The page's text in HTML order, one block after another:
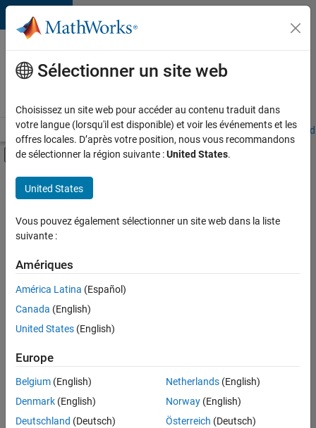
Passer au contenu
Votre
carrière
chez
Accueil Explorer nos opportunités Adresses de nos bureaux
Activer/désactiver l'affichage du menu
Contenu principal
FILTRER PAR
Stages
Ventes pour l'éducation
Opérations commerciales
Actuellement,
aucune
offre
d'emploi
correspondant
à vos
critères
de
recherche.
Sélectionner un site web
Choisissez un site web pour accéder au contenu traduit dans
votre langue (lorsqu'il est disponible) et voir les événements et les
offres locales. D’après votre position, nous vous recommandons
de sélectionner la région suivante :United States.
United States
Vous pouvez également sélectionner un site web dans la liste
suivante :
Amériques
América Latina (Español)
Canada (English)
United States (English)
Europe
Belgium (English)
Denmark (English)
Deutschland (Deutsch)
Netherlands(English)
Norway(English)
Österreich (Deutsch)